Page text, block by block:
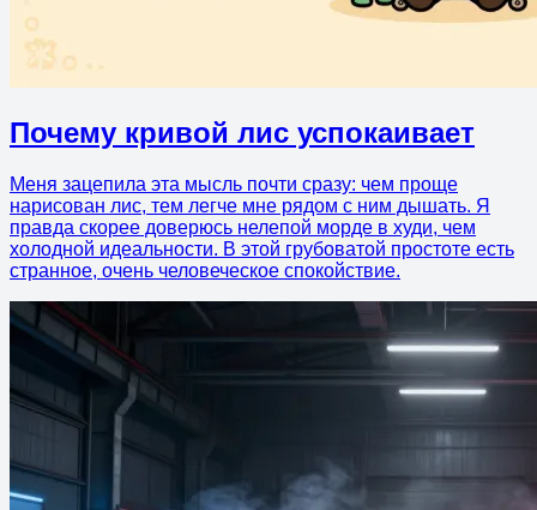
Почему кривой лис успокаивает
Меня зацепила эта мысль почти сразу: чем проще
нарисован лис, тем легче мне рядом с ним дышать. Я
правда скорее доверюсь нелепой морде в худи, чем
холодной идеальности. В этой грубоватой простоте есть
странное, очень человеческое спокойствие.